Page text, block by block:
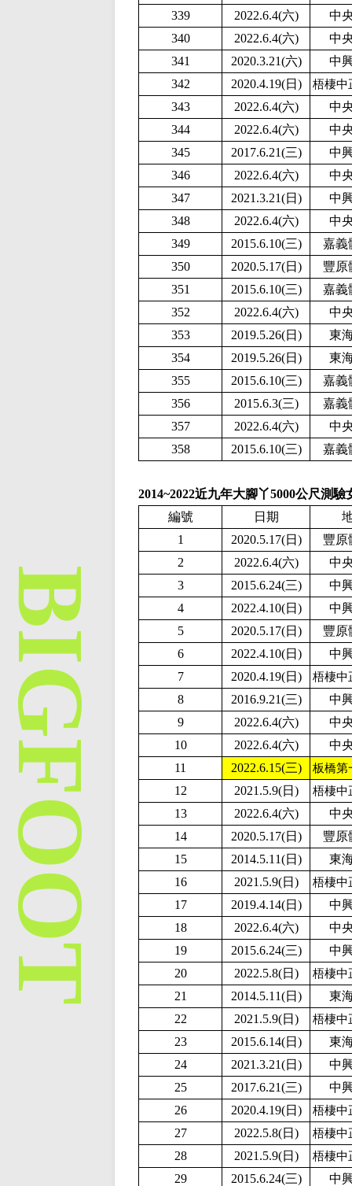
339
2022.6.4(六)
中
340
2022.6.4(六)
中
341
2020.3.21(六)
中
342
2020.4.19(日) 梧棲中
343 2022.6.4(六)
中
344
2022.6.4(六)
中
345
2017.6.21(三)
中
346
2022.6.4(六)
中
347
2021.3.21(日)
中
348
2022.6.4(六)
中
349
2015.6.10(三)
嘉義
350
2020.5.17(日)
豐原
351
2015.6.10(三)
嘉義
352
2022.6.4(六)
中
353
2019.5.26(日)
東
354
2019.5.26(日)
東
355
2015.6.10(三)
嘉義
356
2015.6.3(三)
嘉義
357
2022.6.4(六)
中
358
2015.6.10(三) 嘉義
2014~2022近九年大腳丫5000公尺測驗
編號
日期
1
2020.5.17(日)
豐原
2
2022.6.4(六)
中
3
2015.6.24(三)
中
4
2022.4.10(日)
中
5
2020.5.17(日)
豐原
6
2022.4.10(日)
中
7
2020.4.19(日) 梧棲中
8 2016.9.21(三)
中
9
2022.6.4(六)
中
10
2022.6.4(六)
中
11
2022.6.15(三) 板橋第
12 2021.5.9(日) 梧棲中
13 2022.6.4(六)
中
14
2020.5.17(日)
豐原
15
2014.5.11(日)
東
16
2021.5.9(日) 梧棲中
17 2019.4.14(日)
中
18
2022.6.4(六)
中
19
2015.6.24(三)
中
20
2022.5.8(日) 梧棲中
21 2014.5.11(日)
東
22
2021.5.9(日) 梧棲中
23 2015.6.14(日)
東
24
2021.3.21(日)
中
25
2017.6.21(三)
中
26
2020.4.19(日) 梧棲中
27 2022.5.8(日) 梧棲中
28 2021.5.9(日) 梧棲中
29 2015.6.24(三)
中